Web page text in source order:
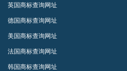
英国商标查询网址
德国商标查询网址
美国商标查询网址
法国商标查询网址
韩国商标查询网址